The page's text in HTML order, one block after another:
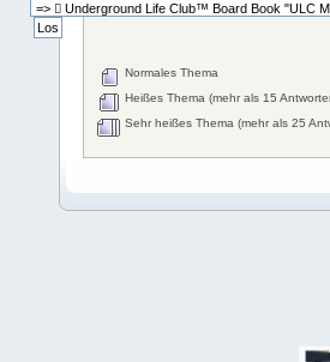
Normales Thema
Heißes Thema (mehr als 15
Sehr heißes Thema (mehr als 25